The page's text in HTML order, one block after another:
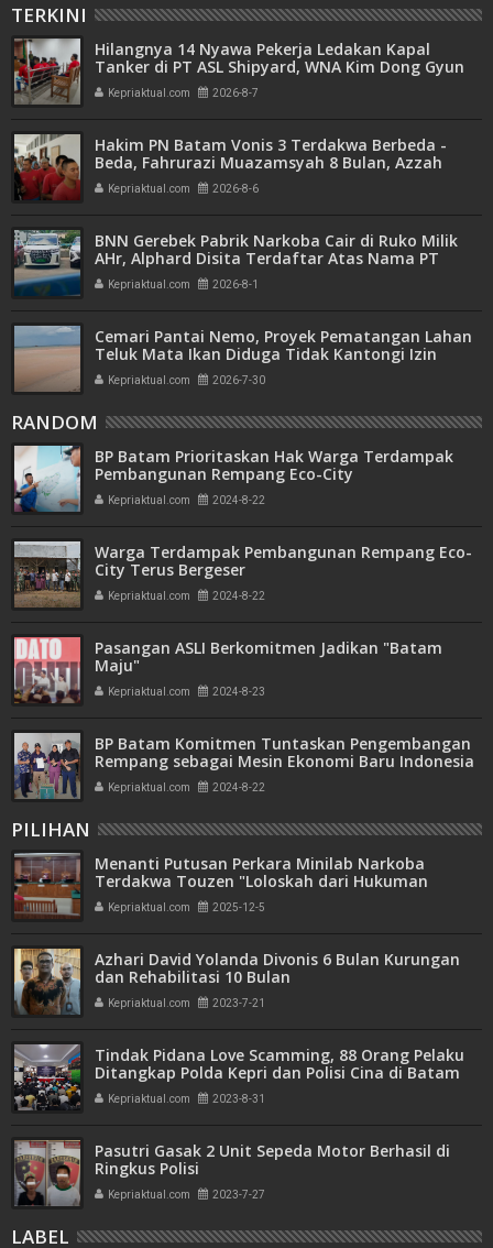
TERKINI
Hilangnya 14 Nyawa Pekerja Ledakan Kapal
Tanker di PT ASL Shipyard, WNA Kim Dong Gyun
Hanya Dituntut 1 Tahun 6 Bulan
Kepriaktual.com 2026-8-7
Hakim PN Batam Vonis 3 Terdakwa Berbeda -
Beda, Fahrurazi Muazamsyah 8 Bulan, Azzah
Azzurah dan Risma Divonis 2 Tahun 6 Bulan
Kepriaktual.com 2026-8-6
BNN Gerebek Pabrik Narkoba Cair di Ruko Milik
AHr, Alphard Disita Terdaftar Atas Nama PT
Mitra Usaha Properti
Kepriaktual.com 2026-8-1
Cemari Pantai Nemo, Proyek Pematangan Lahan
Teluk Mata Ikan Diduga Tidak Kantongi Izin
Amdal
Kepriaktual.com 2026-7-30
RANDOM
BP Batam Prioritaskan Hak Warga Terdampak
Pembangunan Rempang Eco-City
Kepriaktual.com 2024-8-22
Warga Terdampak Pembangunan Rempang Eco-
City Terus Bergeser
Kepriaktual.com 2024-8-22
Pasangan ASLI Berkomitmen Jadikan "Batam
Maju"
Kepriaktual.com 2024-8-23
BP Batam Komitmen Tuntaskan Pengembangan
Rempang sebagai Mesin Ekonomi Baru Indonesia
Kepriaktual.com 2024-8-22
PILIHAN
Menanti Putusan Perkara Minilab Narkoba
Terdakwa Touzen "Loloskah dari Hukuman
Seumur Hidup atau Mati"
Kepriaktual.com 2025-12-5
Azhari David Yolanda Divonis 6 Bulan Kurungan
dan Rehabilitasi 10 Bulan
Kepriaktual.com 2023-7-21
Tindak Pidana Love Scamming, 88 Orang Pelaku
Ditangkap Polda Kepri dan Polisi Cina di Batam
Kepriaktual.com 2023-8-31
Pasutri Gasak 2 Unit Sepeda Motor Berhasil di
Ringkus Polisi
Kepriaktual.com 2023-7-27
LABEL